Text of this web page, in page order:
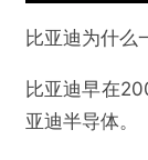
比亚迪为什么
比亚迪早在
亚迪半导体。